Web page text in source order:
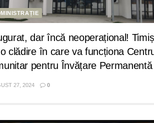
dar încă neoperațional!
clădire în care va funcționa
pentru Învățare Permanentă
27, 2024 0